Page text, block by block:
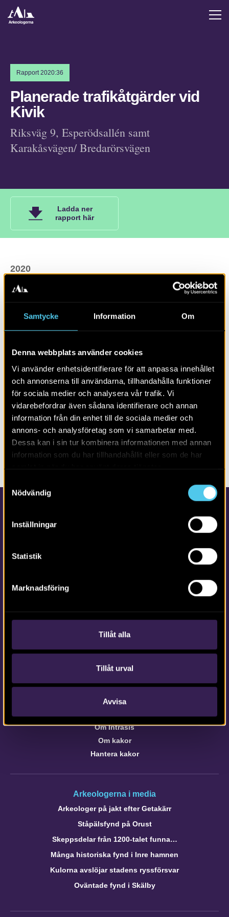
Samtycke Information Om
Denna webbplats använder cookies
Vi använder enhetsidentifierare för att anpassa innehållet
och annonserna till användarna, tillhandahålla funktioner
för sociala medier och analysera vår trafik. Vi
vidarebefordrar även sådana identifierare och annan
information från din enhet till de sociala medier och
annons- och analysföretag som vi samarbetar med.
Dessa kan i sin tur kombinera informationen med annan
information som du har tillhandahållit eller som de har
Nödvändig
Inställningar
Statistik
Marknadsföring
Tillåt alla
Tillåt urval
Avvisa
Rapport 2020:36
Planerade trafikåtgärder vid
Kivik
Riksväg 9, Esperödsallén samt
Karakåsvägen/ Bredarörsvägen
Ladda ner
rapport här
2020
Rapport 2020:36. Arkeologisk utredning steg 1, 2019.
Skåne, Simrishamns kommun, Södra Mellby socken,
lämningsnr L1990:5385 och L1990:5887
Annika Knarrström
LÄS MER OM:
DELA SIDAN
Kontaktinformation till medarbetare och kontor
webb@arkeologerna.com
Om Intrasis
Om kakor
Hantera kakor
Arkeologerna i media
Arkeologer på jakt efter Getakärr
Ståpälsfynd på Orust
Skeppsdelar från 1200-talet funna…
Många historiska fynd i Inre hamnen
Kulorna avslöjar stadens ryssförsvar
Oväntade fynd i Skälby